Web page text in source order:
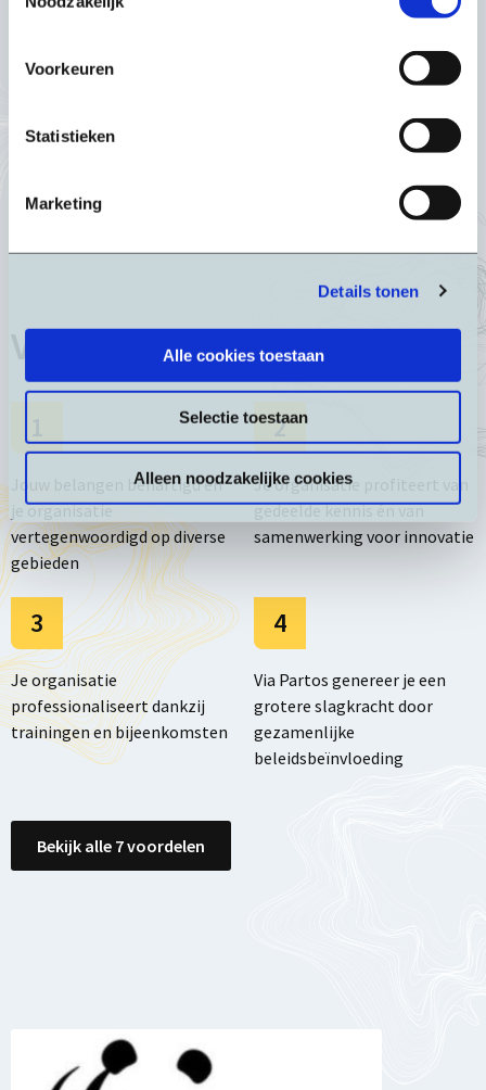
Voorkeuren
Statistieken
Marketing
Details tonen
Alle cookies toestaan
Selectie toestaan
Alleen noodzakelijke cookies
Maak kennis met het team
Voordelen voor leden
1
Jouw belangen behartigd en
je organisatie
vertegenwoordigd op diverse
gebieden
2
Je organisatie profiteert van
gedeelde kennis én van
samenwerking voor innovatie
3
Je organisatie
professionaliseert dankzij
trainingen en bijeenkomsten
4
Via Partos genereer je een
grotere slagkracht door
gezamenlijke
beleidsbeïnvloeding
Bekijk alle 7 voordelen